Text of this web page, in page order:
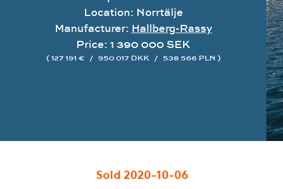
Location: Norrtälje
Manufacturer: Hallberg-Rassy
Price: 1 390 000 SEK
( 127 191 € / 950 017 DKK / 538 566 PLN )
Sold 2020-10-06